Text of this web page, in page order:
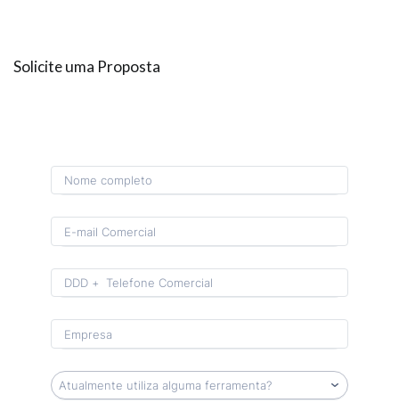
Solicite uma Proposta
Format: (00) 0 0000-0000.